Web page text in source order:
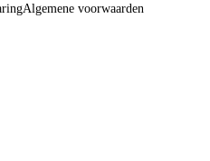
Algemene voorwaarden